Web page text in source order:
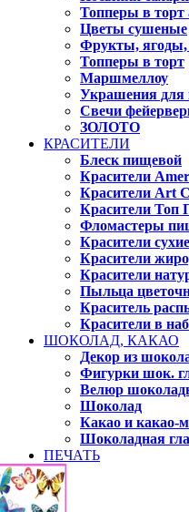
Топперы в
Цветы сушеные
Фрукты, ягоды,
Топперы в торт
Маршмеллоу
Украшения для
Свечи
ЗОЛОТО
КРАСИТЕЛИ
Блеск пищевой
Красители
Красители Art
Красители Топ
Фломастеры
Красители
Красители
Красители
Пыльца
Краситель
Красители в
ШОКОЛАД, КАКАО
Декор из
Фигурки шок.
Велюр
Шоколад
Какао и какао-
Шоколадная
ПЕЧАТЬ